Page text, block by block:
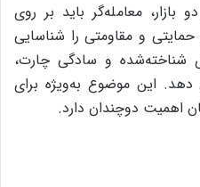
معامله‌گر باید بر روی
و مقاومتی را شناسایی
شناخته‌شده و سادگی چارت،
این موضوع به‌ویژه برای
اهمیت دوچندان دارد.